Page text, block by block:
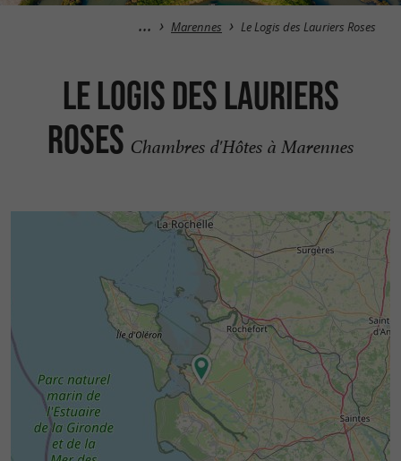
Marennes Le Logis des Lauriers Roses
Le Logis des Lauriers
Roses Chambres d'Hôtes à Marennes